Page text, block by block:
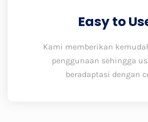
Easy to
Kami memberikan
penggunaan sehingga
beradaptasi dengan